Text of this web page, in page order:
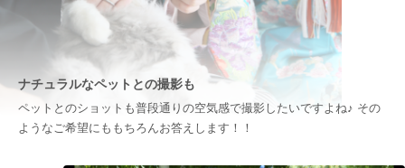
ナチュラルなペットとの撮影も
ペットとのショットも普段通りの空気感で撮影したいですよね♪ その
ようなご希望にももちろんお答えします！！